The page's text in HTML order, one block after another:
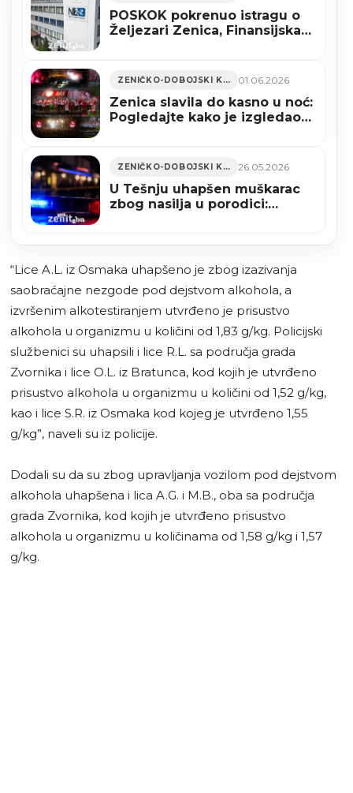
POSKOK pokrenuo istragu o
Željezari Zenica, Finansijska
ZENIČKO-DOBOJSKI KANTON 01.06.2026
Zenica slavila do kasno u noć:
Pogledajte kako je izgledao
ZENIČKO-DOBOJSKI KANTON 26.05.2026
U Tešnju uhapšen muškarac
zbog nasilja u porodici:
“Lice A.L. iz Osmaka uhapšeno je zbog izazivanja
saobraćajne nezgode pod dejstvom alkohola, a
izvršenim alkotestiranjem utvrđeno je prisustvo
alkohola u organizmu u količini od 1,83 g/kg. Policijski
službenici su uhapsili i lice R.L. sa područja grada
Zvornika i lice O.L. iz Bratunca, kod kojih je utvrđeno
prisustvo alkohola u organizmu u količini od 1,52 g/kg,
kao i lice S.R. iz Osmaka kod kojeg je utvrđeno 1,55
g/kg”, naveli su iz policije.
Dodali su da su zbog upravljanja vozilom pod dejstvom
alkohola uhapšena i lica A.G. i M.B., oba sa područja
grada Zvornika, kod kojih je utvrđeno prisustvo
alkohola u organizmu u količinama od 1,58 g/kg i 1,57
g/kg.